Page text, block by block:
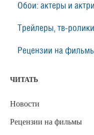
Обои: актеры и
Трейлеры, тв-
Рецензии на
ЧИТАТЬ
Новости
Рецензии на фильмы